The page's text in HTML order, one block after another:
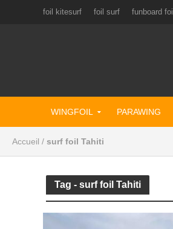
foil kitesurf foil surf funboard foil
WINGFOIL PARAWING
Accueil / surf foil Tahiti
Tag - surf foil Tahiti